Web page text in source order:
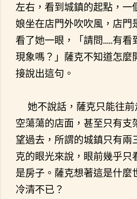
左右，看到城鎮的起點，一
娘坐在店門外吹吹風，店門
看了她一眼，「請問.....有看
現象嗎？」薩克不知道怎麼
接說出這句。
她不說話，薩克只能往前
空蕩蕩的店面，甚至只有支
望過去，所謂的城鎮只有兩
克的眼光來說，眼前幾乎只
是房子。薩克想著這是什麼
冷清不已？